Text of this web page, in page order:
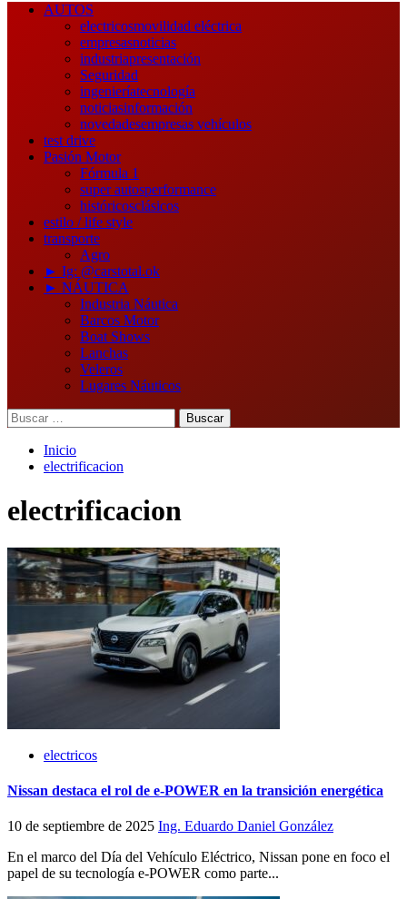
Menú
AUTOS
electricosmovilidad eléctrica
empresasnoticias
industriapresentación
Seguridad
ingenieríatecnología
noticiasinformación
novedadesempresas vehículos
test drive
Pasión Motor
Fórmula 1
super autosperformance
históricosclásicos
estilo / life style
transporte
Agro
► Ig: @carstotal.ok
► NÁUTICA
Industria Náutica
Barcos Motor
Boat Shows
Lanchas
Veleros
Lugares Náuticos
Buscar:
Inicio
electrificacion
electrificacion
electricos
Nissan destaca el rol de e-POWER en la transición energética
10 de septiembre de 2025 Ing. Eduardo Daniel González
En el marco del Día del Vehículo Eléctrico, Nissan pone en foco el
papel de su tecnología e-POWER como parte...